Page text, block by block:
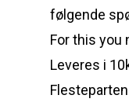
følgende
For this you
Leveres i